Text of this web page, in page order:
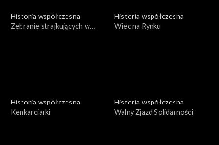
Historia współczesna
Zebranie strajkujących w
Historia współczesna
Wiec na Rynku
Historia współczesna
Kenkarciarki
Historia współczesna
Walny Zjazd Solidarności